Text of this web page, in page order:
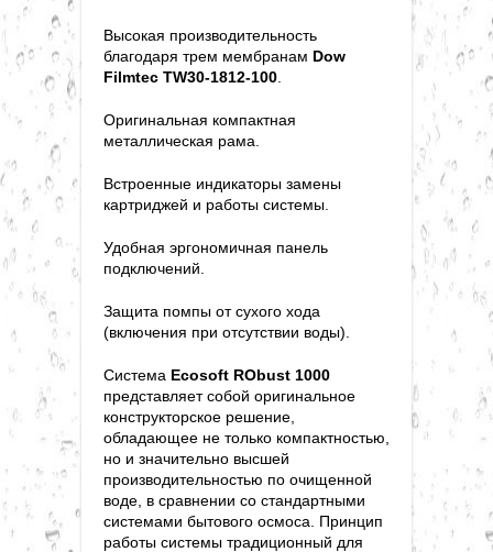
Высокая производительность
благодаря трем мембранам Dow
Filmtec TW30-1812-100
Оригинальная компактная
металлическая рама.
Встроенные индикаторы замены
картриджей и работы системы.
Удобная эргономичная панель
подключений.
Защита помпы от сухого хода
(включения при отсутствии воды).
Система Ecosoft RObust 1000
представляет собой оригинальное
конструкторское решение,
обладающее не только компактностью,
но и значительно высшей
производительностью по очищенной
воде, в сравнении со стандартными
системами бытового осмоса. Принцип
работы системы традиционный для